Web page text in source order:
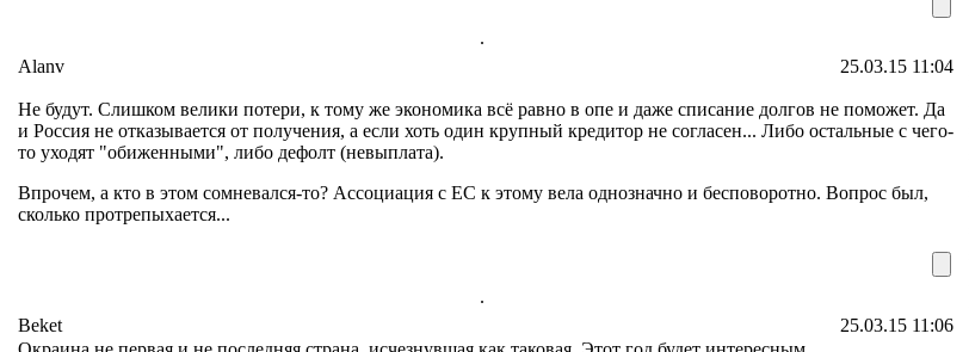
.
Alanv
25.03.15 11:04
Не будут. Слишком велики потери, к тому же экономика всё равно в опе и даже списание долгов не поможет. Да
и Россия не отказывается от получения, а если хоть один крупный кредитор не согласен... Либо остальные с чего-
то уходят "обиженными", либо дефолт (невыплата).
Впрочем, а кто в этом сомневался-то? Ассоциация с ЕС к этому вела однозначно и бесповоротно. Вопрос был,
сколько протрепыхается...
.
Beket
25.03.15 11:06